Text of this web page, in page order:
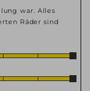
war. Alles
Räder sind